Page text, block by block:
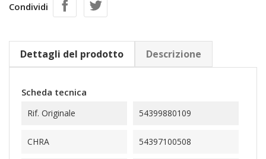
Condividi
Dettagli del prodotto Descrizione
Scheda tecnica
Rif. Originale 54399880109
CHRA 54397100508